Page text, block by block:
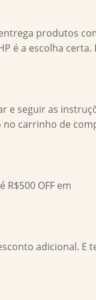
produtos
é a escolha certa.
e seguir as
carrinho de
OFF em
adicional. E